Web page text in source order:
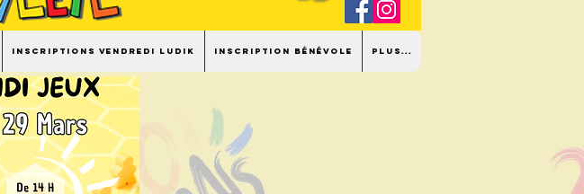
Inscriptions Vendredi Ludik Inscription bénévole Plus...